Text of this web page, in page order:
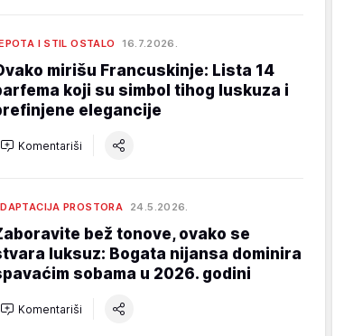
I STIL OSTALO 16.7.2026.
mirišu Francuskinje: Lista 14
koji su simbol tihog luskuza i
elegancije
Komentariši
PROSTORA 24.5.2026.
bež tonove, ovako se
luksuz: Bogata nijansa dominira
sobama u 2026. godini
Komentariši